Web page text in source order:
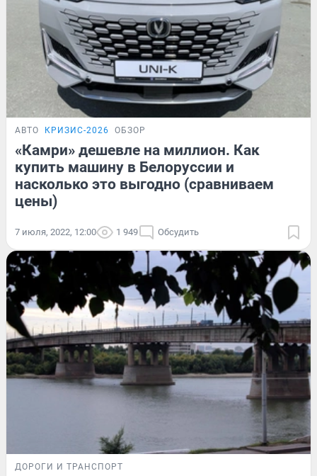
АВТО КРИЗИС-2026 ОБЗОР
«Камри» дешевле на миллион. Как
купить машину в Белоруссии и
насколько это выгодно (сравниваем
цены)
7 июля, 2022, 12:00 1 949 Обсудить
ДОРОГИ И ТРАНСПОРТ